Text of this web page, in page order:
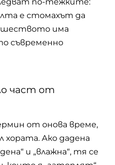
е стомахът да
има
съвременно
част от
от онова време,
хората. Ако дадена
и „влажна“, тя се